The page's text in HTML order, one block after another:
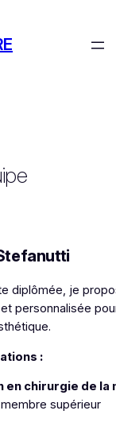
diplômée, je
personnalisée
:
en chirurgie de la
supérieur